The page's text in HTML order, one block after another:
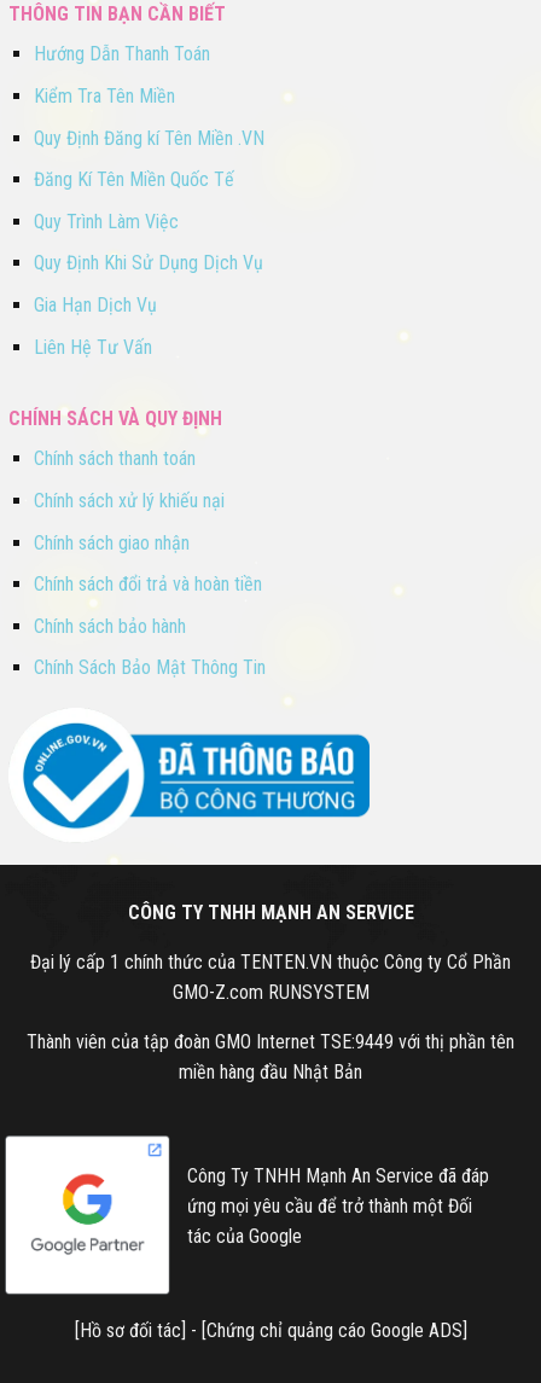
THÔNG TIN BẠN CẦN BIẾT
Hướng Dẫn Thanh Toán
Kiểm Tra Tên Miền
Quy Định Đăng kí Tên Miền .VN
Đăng Kí Tên Miền Quốc Tế
Quy Trình Làm Việc
Quy Định Khi Sử Dụng Dịch Vụ
Gia Hạn Dịch Vụ
Liên Hệ Tư Vấn
CHÍNH SÁCH VÀ QUY ĐỊNH
Chính sách thanh toán
Chính sách xử lý khiếu nại
Chính sách giao nhận
Chính sách đổi trả và hoàn tiền
Chính sách bảo hành
Chính Sách Bảo Mật Thông Tin
CÔNG TY TNHH MẠNH AN SERVICE
Đại lý cấp 1 chính thức của TENTEN.VN thuộc Công ty Cổ Phần
GMO-Z.com RUNSYSTEM
Thành viên của tập đoàn GMO Internet TSE:9449 với thị phần tên
miền hàng đầu Nhật Bản
Công Ty TNHH Mạnh An Service đã đáp
ứng mọi yêu cầu để trở thành một Đối
tác của Google
[Hồ sơ đối tác] - [Chứng chỉ quảng cáo Google ADS]